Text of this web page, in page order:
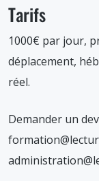
Tarifs
1000€ par jour,
déplacement,
réel.
Demander un